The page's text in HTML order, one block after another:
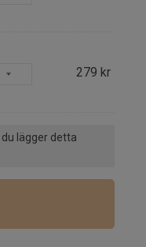
279 kr
du lägger detta